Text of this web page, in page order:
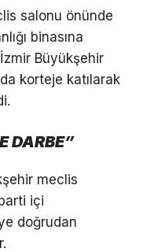
salonu önünde
binasına
Büyükşehir
korteje katılarak
DARBE”
meclis
içi
doğrudan